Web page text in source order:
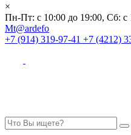
×
Пн-Пт: с 10:00 до 19:00, Сб: с
Mt@ardefo
+7 (914) 319-97-41 +7 (4212)
О компании